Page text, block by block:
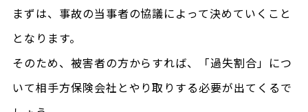
まずは、事故の当事者の協議によって決めていくこと
となります。
そのため、被害者の方からすれば、「過失割合」につ
いて相手方保険会社とやり取りする必要が出てくるで